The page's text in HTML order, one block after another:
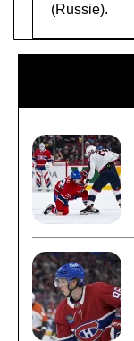
(Russie).